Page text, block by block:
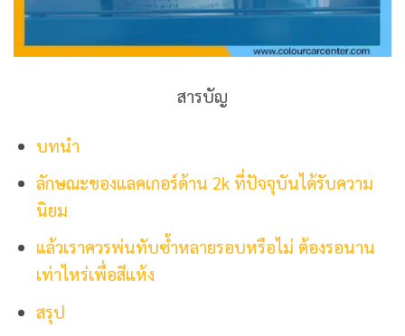
สารบัญ
บทนำ
ลักษณะของแลคเกอร์ด้าน 2k ที่ปัจจุบันได้รับความ
นิยม
แล้วเราควรพ่นทับซ้ำหลายรอบหรือไม่ ต้องรอนาน
เท่าไหร่เพื่อสีแห้ง
สรุป